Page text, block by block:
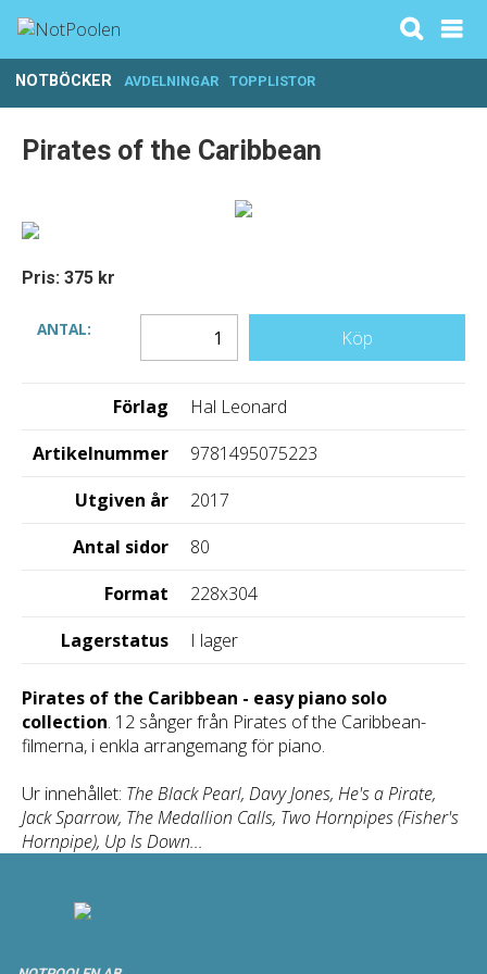
NOTBÖCKER AVDELNINGAR TOPPLISTOR
Pirates of the Caribbean
Pris: 375 kr
ANTAL: Köp
Förlag
Hal Leonard
Artikelnummer
9781495075223
Utgiven år
2017
Antal sidor
80
Format
228x304
Lagerstatus
I lager
Pirates of the Caribbean - easy piano solo
collection. 12 sånger från Pirates of the Caribbean-
filmerna, i enkla arrangemang för piano.
Ur innehållet: The Black Pearl, Davy Jones, He's a Pirate,
Jack Sparrow, The Medallion Calls, Two Hornpipes (Fisher's
Hornpipe), Up Is Down...